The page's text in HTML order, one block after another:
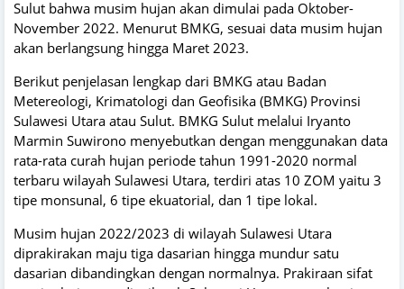
Sulut bahwa musim hujan akan dimulai pada Oktober-
November 2022. Menurut BMKG, sesuai data musim hujan
akan berlangsung hingga Maret 2023.
Berikut penjelasan lengkap dari BMKG atau Badan
Metereologi, Krimatologi dan Geofisika (BMKG) Provinsi
Sulawesi Utara atau Sulut. BMKG Sulut melalui Iryanto
Marmin Suwirono menyebutkan dengan menggunakan data
rata-rata curah hujan periode tahun 1991-2020 normal
terbaru wilayah Sulawesi Utara, terdiri atas 10 ZOM yaitu 3
tipe monsunal, 6 tipe ekuatorial, dan 1 tipe lokal.
Musim hujan 2022/2023 di wilayah Sulawesi Utara
diprakirakan maju tiga dasarian hingga mundur satu
dasarian dibandingkan dengan normalnya. Prakiraan sifat